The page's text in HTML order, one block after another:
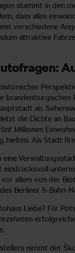
stammt in den
dass alles
verschiedene
attraktive
an.
die Dichte an
Millionen
hielten. Als Stadt
allem von der
Berliner S-Bahn-
Liebe? Für
nimmt der